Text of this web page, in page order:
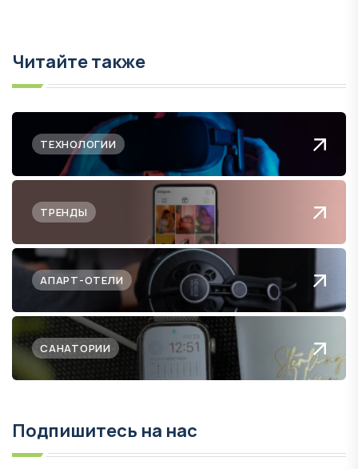
Читайте также
ТЕХНОЛОГИИ
ТРЕНДЫ
АПАРТ-ОТЕЛИ
САНАТОРИИ
Подпишитесь на нас